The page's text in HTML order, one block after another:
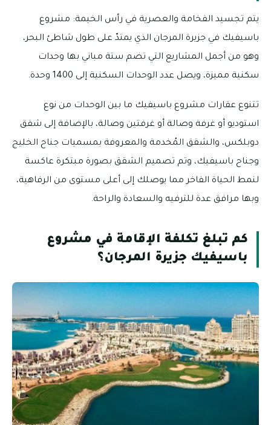
يتم تجسيد الفخامة والعصرية في رأس الخيمة: مشروع
باسيفيك في جزيرة المرجان الذي يمتدّ على طول شاطئ البحر،
وهو من أجمل المشاريع التي تضم ستة مباني بها وحدات
سكنية مميزة، ويصل عدد الوحدات السكنية إلى 1400 وحدة.
تتنوع عقارات مشروع باسيفيك ما بين الوحدات من نوع
استوديو أو غرفة وصالة أو غرفتين وصالة، بالإضافة إلى شقق
دوبلكس، والشقق المُخدمة والمعروفة بمسميات جناح الخليج
وجناح باسيفيك، وتم تصميم الشقق بصورة مبتكرة عاكسة
لنمط الحياة الفاخر مما يوصلك إلى أعلى مستوى من الرفاهية،
وبها مرافق عدة للترفيه والسعادة والراحة.
كم تبلغ تكلفة الإقامة في مشروع
باسيفيك جزيرة المرجان؟